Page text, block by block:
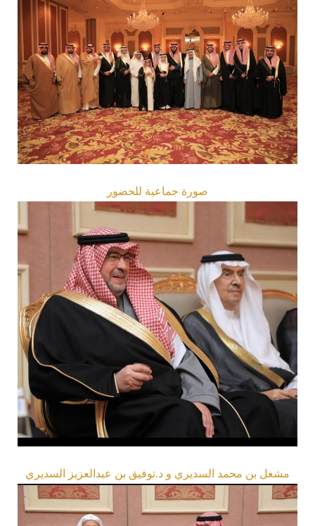
صورة جماعية للحضور
مشعل بن محمد السديري و د.توفيق بن عبدالعزيز السديري